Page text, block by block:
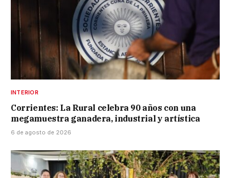
INTERIOR
Corrientes: La Rural celebra 90 años con una
megamuestra ganadera, industrial y artística
6 de agosto de 2026